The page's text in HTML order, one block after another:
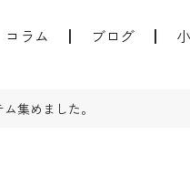
コラム ブログ
集めました。